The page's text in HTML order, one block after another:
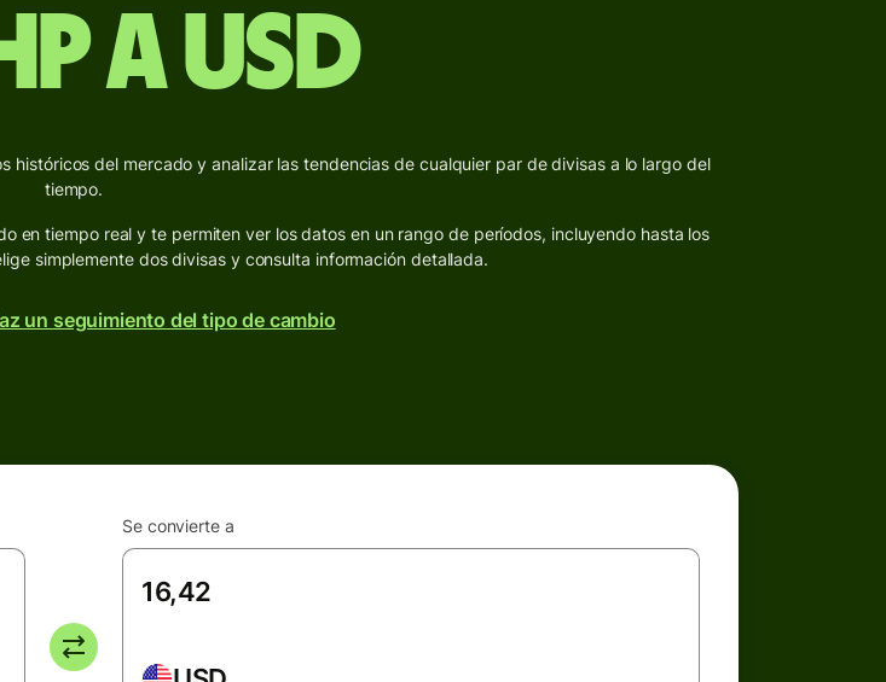
a USD
del mercado y analizar las tendencias de cualquier par de divisas a lo largo del
tiempo.
en tiempo real y te permiten ver los datos en un rango de períodos, incluyendo hasta los
simplemente dos divisas y consulta información detallada.
un seguimiento del tipo de cambio
Se convierte a